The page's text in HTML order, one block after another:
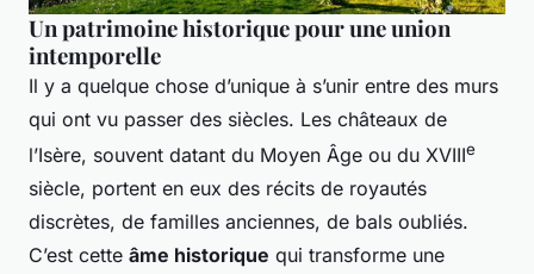
Un patrimoine historique pour une union
intemporelle
Il y a quelque chose d’unique à s’unir entre des murs
qui ont vu passer des siècles. Les châteaux de
l’Isère, souvent datant du Moyen Âge ou du XVIIIe
siècle, portent en eux des récits de royautés
discrètes, de familles anciennes, de bals oubliés.
C’est cette âme historique qui transforme une